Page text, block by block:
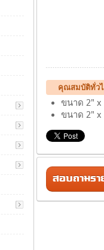
คุณสมบัติทั่วไ
ขนาด 2" x
ขนาด 2" x
สอบถามรา